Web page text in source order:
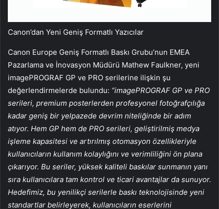
Canon’dan Yeni Geniş Formatlı Yazıcılar
Canon Europe Geniş Formatlı Baskı Grubu’nun EMEA
Pazarlama ve İnovasyon Müdürü Mathew Faulkner, yeni
imagePROGRAF GP ve PRO serilerine ilişkin şu
değerlendirmelerde bulundu: “imagePROGRAF GP ve PRO
serileri, premium posterlerden profesyonel fotoğrafçılığa
kadar geniş bir yelpazede devrim niteliğinde bir adım
atıyor. Hem GP hem de PRO serileri, geliştirilmiş medya
işleme kapasitesi ve artırılmış otomasyon özellikleriyle
kullanıcıların kullanım kolaylığını ve verimliliğini ön plana
çıkarıyor. Bu seriler, yüksek kaliteli baskılar sunmanın yanı
sıra kullanıcılara tam kontrol ve ticari avantajlar da sunuyor.
Hedefimiz, bu yenilikçi serilerle baskı teknolojisinde yeni
standartlar belirleyerek, kullanıcıların eserlerini